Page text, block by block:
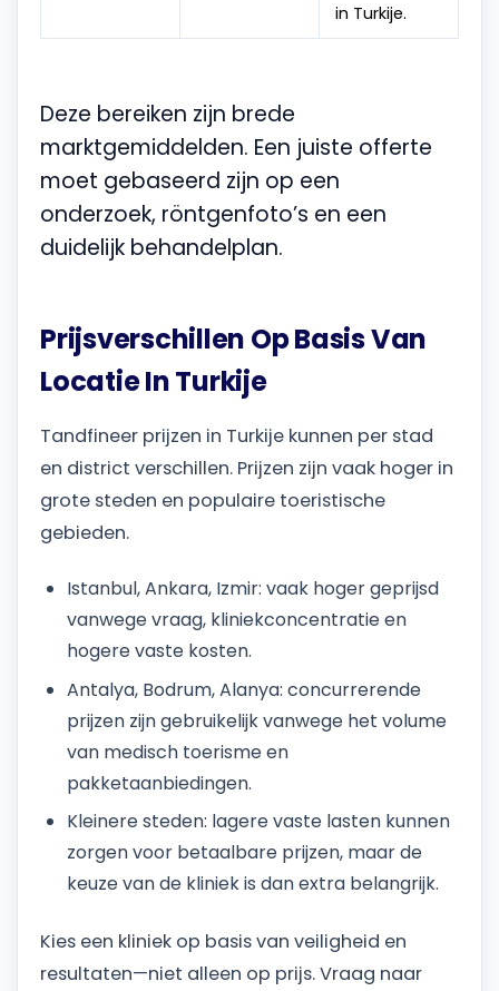
in Turkije.
Deze bereiken zijn brede
marktgemiddelden. Een juiste offerte
moet gebaseerd zijn op een
onderzoek, röntgenfoto’s en een
duidelijk behandelplan.
Prijsverschillen Op Basis Van
Locatie In Turkije
Tandfineer prijzen in Turkije kunnen per stad
en district verschillen. Prijzen zijn vaak hoger in
grote steden en populaire toeristische
gebieden.
Istanbul, Ankara, Izmir: vaak hoger geprijsd
vanwege vraag, kliniekconcentratie en
hogere vaste kosten.
Antalya, Bodrum, Alanya: concurrerende
prijzen zijn gebruikelijk vanwege het volume
van medisch toerisme en
pakketaanbiedingen.
Kleinere steden: lagere vaste lasten kunnen
zorgen voor betaalbare prijzen, maar de
keuze van de kliniek is dan extra belangrijk.
Kies een kliniek op basis van veiligheid en
resultaten—niet alleen op prijs. Vraag naar